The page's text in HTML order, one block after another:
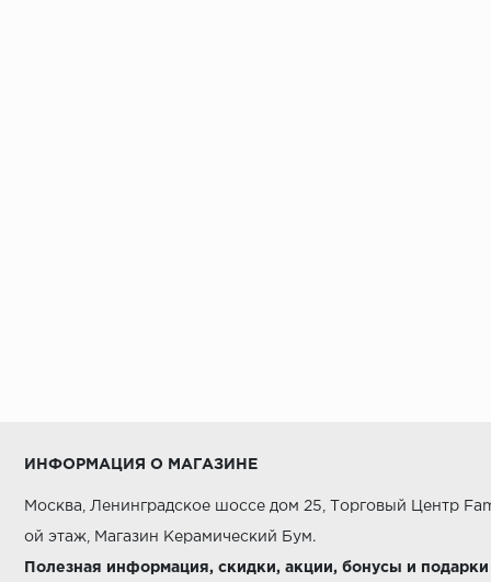
ИНФОРМАЦИЯ О МАГАЗИНЕ
Москва, Ленинградское шоссе дом 25, Торговый Центр
ой этаж, Магазин Керамический Бум.
Полезная информация, скидки, акции, бонусы и